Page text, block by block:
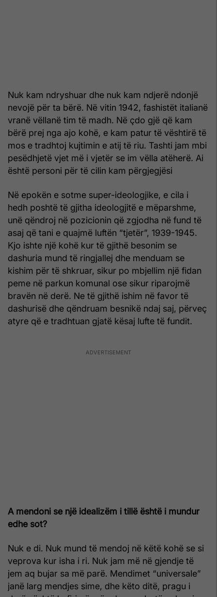
Nuk kam ndryshuar dhe nuk kam ndjerë ndonjë
nevojë për ta bërë. Në vitin 1942, fashistët italianë
vranë vëllanë tim të madh. Në çdo gjë që kam
bërë prej nga ajo kohë, e kam patur të vështirë të
mos e tradhtoj kujtimin e atij të riu. Tashti jam mbi
pesëdhjetë vjet më i vjetër se im vëlla atëherë. Ai
është personi për të cilin kam përgjegjësi
Në epokën e sotme super-ideologjike, e cila i
hedh poshtë të gjitha ideologjitë e mëparshme,
unë qëndroj në pozicionin që zgjodha në fund të
asaj që tani e quajmë luftën “tjetër”, 1939-1945.
Kjo ishte një kohë kur të gjithë besonim se
dashuria mund të ringjallej dhe menduam se
kishim për të shkruar, sikur po mbjellim një fidan
peme në parkun komunal ose sikur riparojmë
bravën në derë. Ne të gjithë ishim në favor të
dashurisë dhe qëndruam besnikë ndaj saj, përveç
atyre që e tradhtuan gjatë kësaj lufte të fundit.
A mendoni se një idealizëm i tillë është i mundur
edhe sot?
Nuk e di. Nuk mund të mendoj në këtë kohë se si
veprova kur isha i ri. Nuk jam më në gjendje të
jem aq bujar sa më parë. Mendimet “universale”
janë larg mendjes sime, dhe këto ditë, pragu i